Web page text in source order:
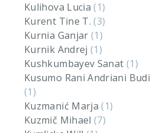
Kulihova Lucia(1)
Kurent Tine T.(3)
Kurnia Ganjar(1)
Kurnik Andrej(1)
Kushkumbayev Sanat (1)
Kusumo Rani Andriani Budi
(1)
Kuzmanić Marja(1)
Kuzmič Mihael(7)